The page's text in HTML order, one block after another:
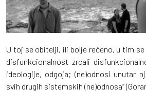
U toj se obitelji, ili bolje rečeno, u tim
disfunkcionalnost zrcali
ideologije, odgoja; (ne)odnosi unutar
svih drugih sistemskih (ne)odnosa“